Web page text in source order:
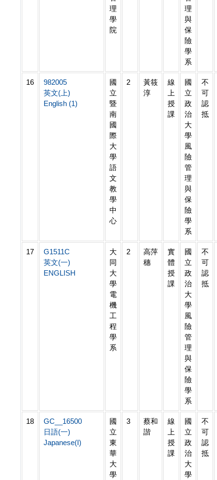
理
學
院
理
與
保
險
學
系
16
982005
英文(上)
English (1)
國
立
暨
南
國
際
大
學
語
文
教
學
中
心
2
黃筱
淳
線
上
授
課
國
立
政
治
大
學
風
險
管
理
與
保
險
學
系
不
可
認
抵
17
G1511C
英文(一)
ENGLISH
大
同
大
學
電
機
工
程
學
系
2
高萍
穗
實
體
授
課
國
立
政
治
大
學
風
險
管
理
與
保
險
學
系
不
可
認
抵
18
GC__16500
日語(一)
Japanese(I)
國
立
東
華
大
學
3
蔡和
諧
線
上
授
課
國
立
政
治
大
學
不
可
認
抵